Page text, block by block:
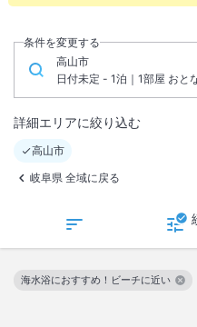
条件を変更する
高山市
日付未定 - 1泊｜1部屋 おと
詳細エリアに絞り込む
高山市
岐阜県 全域に戻る
海水浴におすすめ！ビーチに近い
この絞り込み条件を解除